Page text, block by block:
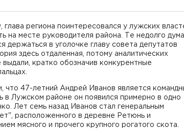
региона поинтересовался у лужских
на месте руководителя района. Те недолго
держаться в уголочке главу совета депутатов
здесь отдаленная, потому аналитических
выдали, кратко обозначив конкурентные
что 47-летний Андрей Иванов является
в Лужском районе он появился примерно в одно
Лет семь назад Иванов стал генеральным
расположенного в деревне Ретюнь и
мясного и прочего крупного рогатого скота.